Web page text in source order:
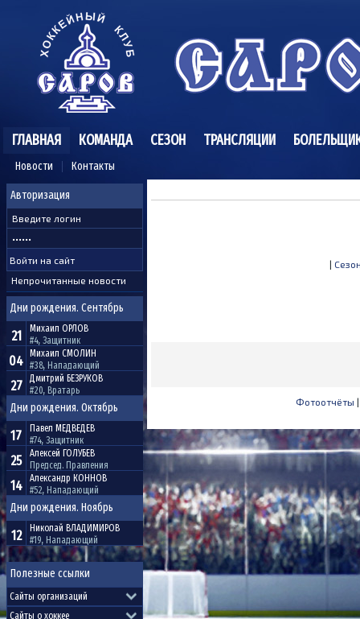
ГЛАВНАЯ
Новости Контакты
КОМАНДА СЕЗОН ТРАНСЛЯЦИИ
Авторизация
Непрочитанные новости
Дни рождения. Сентябрь
21 Михаил ОРЛОВ
#4, Защитник
04 Михаил СМОЛИН
#38, Нападающий
27 Дмитрий БЕЗРУКОВ
#20, Вратарь
Дни рождения. Октябрь
17 Павел МЕДВЕДЕВ
#74, Защитник
25 Алексей ГОЛУБЕВ
Председ. Правления
14 Александр КОННОВ
#52, Нападающий
Дни рождения. Ноябрь
12 Николай ВЛАДИМИРОВ
#19, Нападающий
Полезные ссылки
|
Фотоотчёты